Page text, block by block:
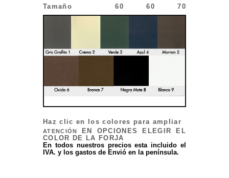
Tamaño
60 60 70
Haz clic en los colores para ampliar
ATENCIÓN
EN OPCIONES ELEGIR EL
COLOR DE LA FORJA
En todos nuestros precios esta incluido el
IVA. y los gastos de Envió en la península.